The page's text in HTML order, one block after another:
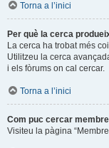
Torna a l’inici
Per què la cerca
La cerca ha trobat més
Utilitzeu la cerca
i els fòrums on cal cercar.
Torna a l’inici
Com puc cercar
Visiteu la pàgina